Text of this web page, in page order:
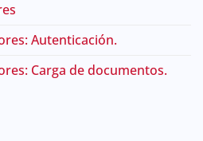
Autenticación.
Carga de documentos.